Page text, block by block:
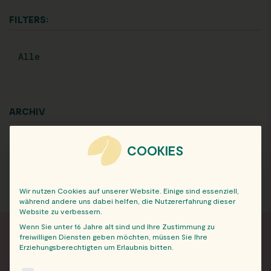
FILTERS:
Alle
ARCHIV
COOKIES
Wir nutzen Cookies auf unserer Website. Einige sind essenziell,
während andere uns dabei helfen, die Nutzererfahrung dieser
Website zu verbessern.
Wenn Sie unter 16 Jahre alt sind und Ihre Zustimmung zu
freiwilligen Diensten geben möchten, müssen Sie Ihre
Erziehungsberechtigten um Erlaubnis bitten.